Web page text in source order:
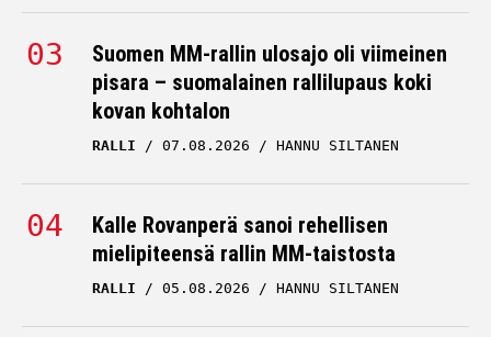
Suomen MM-rallin ulosajo oli viimeinen
pisara – suomalainen rallilupaus koki
kovan kohtalon
RALLI 07.08.2026 HANNU SILTANEN
Kalle Rovanperä sanoi rehellisen
mielipiteensä rallin MM-taistosta
RALLI 05.08.2026 HANNU SILTANEN